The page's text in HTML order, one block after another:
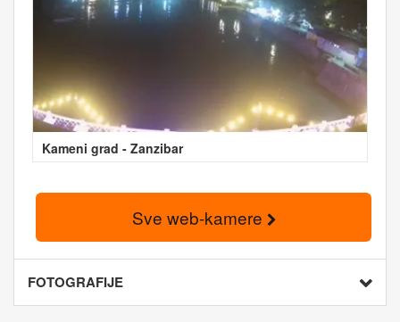
Kameni grad - Zanzibar
Sve web-kamere
FOTOGRAFIJE